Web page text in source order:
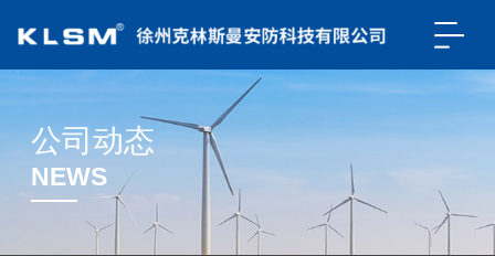
公司动态
NEWS